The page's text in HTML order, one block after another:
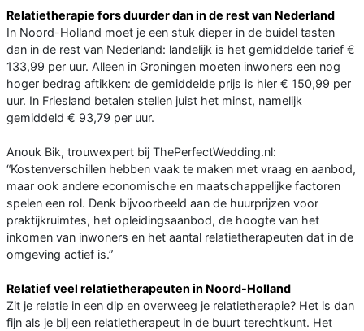
Relatietherapie fors duurder dan in de rest van Nederland
In Noord-Holland moet je een stuk dieper in de buidel tasten
dan in de rest van Nederland: landelijk is het gemiddelde tarief €
133,99 per uur. Alleen in Groningen moeten inwoners een nog
hoger bedrag aftikken: de gemiddelde prijs is hier € 150,99 per
uur. In Friesland betalen stellen juist het minst, namelijk
gemiddeld € 93,79 per uur.
Anouk Bik, trouwexpert bij ThePerfectWedding.nl:
“Kostenverschillen hebben vaak te maken met vraag en aanbod,
maar ook andere economische en maatschappelijke factoren
spelen een rol. Denk bijvoorbeeld aan de huurprijzen voor
praktijkruimtes, het opleidingsaanbod, de hoogte van het
inkomen van inwoners en het aantal relatietherapeuten dat in de
omgeving actief is.”
Relatief veel relatietherapeuten in Noord-Holland
Zit je relatie in een dip en overweeg je relatietherapie? Het is dan
fijn als je bij een relatietherapeut in de buurt terechtkunt. Het